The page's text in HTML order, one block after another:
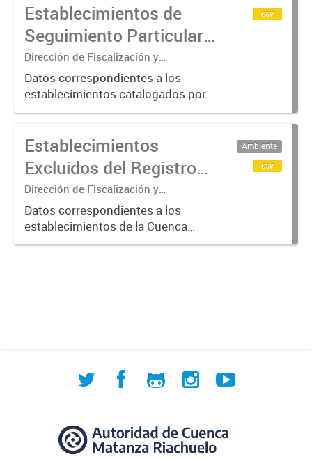
aquellos que requieren de una
verificación más exhaustiva por
considerarse...
Establecimientos de
Seguimiento Particular
en la Cuenca Matanza
Riachuelo (2024-2025)
Dirección de Fiscalización y
Adecuación Ambiental
Datos correspondientes a los
establecimientos catalogados por
ACUMAR como de "Seguimiento
aquellos que requieren de una
verificación más exhaustiva por
considerarse...
csv
Establecimientos
Excluidos del Registro
de Agentes
Contaminantes de
ACUMAR (2017-2023)
Dirección de Fiscalización y
Adecuación Ambiental
Datos correspondientes a los
establecimientos de la Cuenca
Matanza Riachuelo excluidos del
Ambiente
csv